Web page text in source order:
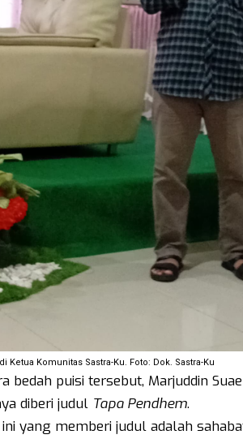
Ketua Komunitas Sastra-Ku. Foto: Dok. Sastra-Ku
bedah puisi tersebut, Marjuddin
diberi judul Tapa Pendhem.
ini yang memberi judul adalah